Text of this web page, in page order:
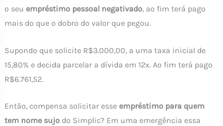
o seu empréstimo pessoal negativado, ao fim terá pago
mais do que o dobro do valor que pegou.
Supondo que solicite R$3.000,00, a uma taxa inicial de
15,80% e decida parcelar a dívida em 12x. Ao fim terá pago
R$6.761,52.
Então, compensa solicitar esse empréstimo para quem
tem nome sujodo Simplic? Em uma emergência essa